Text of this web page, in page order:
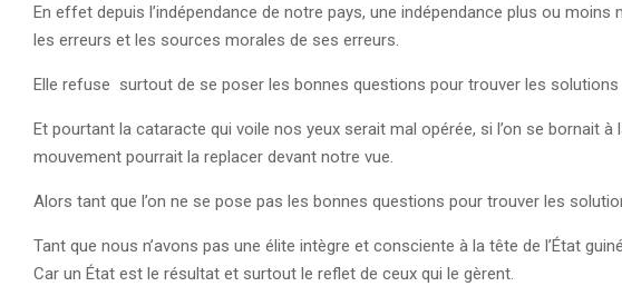
En effet depuis l’indépendance de notre pays, une indépendance plus ou moins
les erreurs et les sources morales de ses erreurs.
Elle refuse surtout de se poser les bonnes questions pour trouver les solutions
Et pourtant la cataracte qui voile nos yeux serait mal opérée, si l’on se bornait à
mouvement pourrait la replacer devant notre vue.
Alors tant que l’on ne se pose pas les bonnes questions pour trouver les
Tant que nous n’avons pas une élite intègre et consciente à la tête de l’État
Car un État est le résultat et surtout le reflet de ceux qui le gèrent.